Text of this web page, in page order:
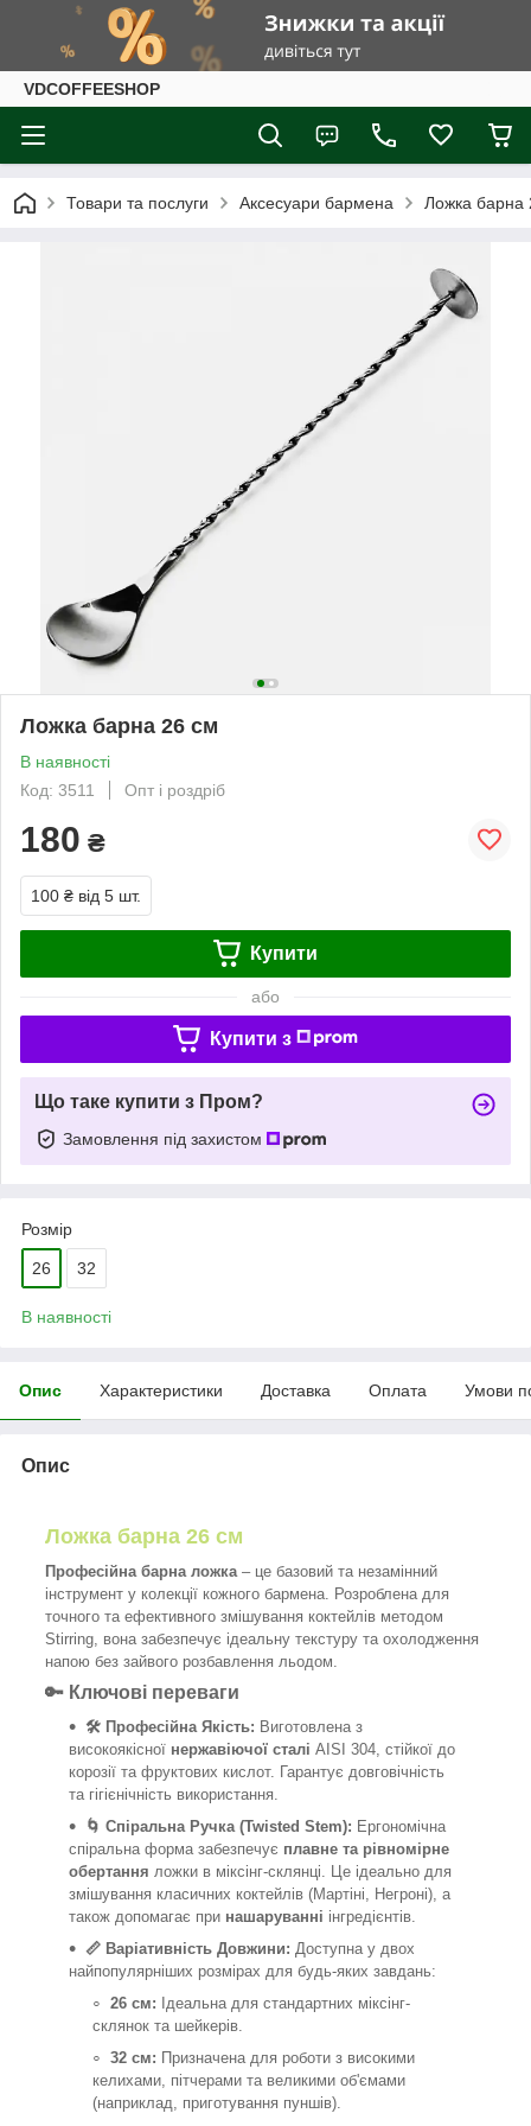
VDCOFFEESHOP
Товари та послуги Аксесуари бармена Ложка барна
Ложка барна 26 см
В наявності
Код: 3511
Опт і роздріб
180 ₴
100 ₴ від 5 шт.
Купити
або
Купити з
Що таке купити з Пром?
Замовлення під захистом
Розмір
26 32
В наявності
Опис Характеристики Доставка Оплата Умови
Опис
Ложка барна 26 см
Професійна барна ложка – це базовий та незамінний
інструмент у колекції кожного бармена. Розроблена для
точного та ефективного змішування коктейлів методом
Stirring, вона забезпечує ідеальну текстуру та охолодження
напою без зайвого розбавлення льодом.
🔑 Ключові переваги
🛠 Професійна Якість: Виготовлена з
високоякісної нержавіючої сталі AISI 304, стійкої до
корозії та фруктових кислот. Гарантує довговічність
та гігієнічність використання.
🌀 Спіральна Ручка (Twisted Stem): Ергономічна
спіральна форма забезпечує плавне та рівномірне
обертання ложки в міксінг-склянці. Це ідеально для
змішування класичних коктейлів (Мартіні, Негроні), а
також допомагає при нашаруванні інгредієнтів.
📏 Варіативність Довжини: Доступна у двох
найпопулярніших розмірах для будь-яких завдань:
26 см: Ідеальна для стандартних міксінг-
склянок та шейкерів.
32 см: Призначена для роботи з високими
келихами, пітчерами та великими об'ємами
(наприклад, приготування пуншів).